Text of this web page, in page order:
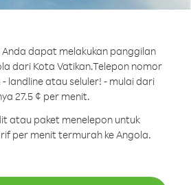
Anda dapat melakukan panggilan
dari Kota Vatikan.Telepon nomor
landline atau seluler! - mulai dari
27.5 ¢ per menit.
atau paket menelepon untuk
per menit termurah ke Angola.